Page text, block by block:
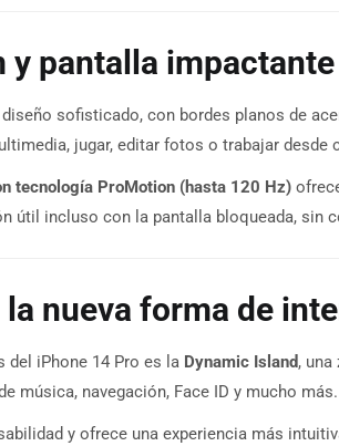
y pantalla impactante
sofisticado, con bordes planos de
jugar, editar fotos o trabajar desde
tecnología ProMotion (hasta 120 Hz)
útil incluso con la pantalla bloqueada, sin
nueva forma de
del iPhone 14 Pro es la Dynamic Island,
música, navegación, Face ID y mucho más.
y ofrece una experiencia más